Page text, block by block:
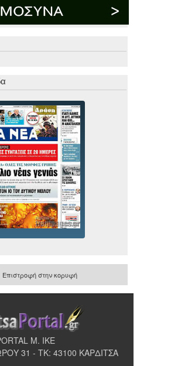
Επιστροφή στην κορυφή
Μ. ΙΚΕ
31 - ΤΚ: 43100 ΚΑΡΔΙΤΣΑ